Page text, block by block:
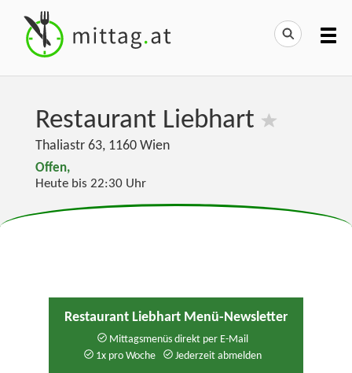
Restaurant Liebhart
Thaliastr 63, 1160 Wien
Offen,
Heute bis 22:30 Uhr
Restaurant Liebhart Menü-Newsletter
Mittagsmenüs direkt per E-Mail
1x pro Woche
Jederzeit abmelden